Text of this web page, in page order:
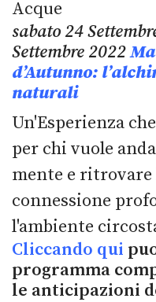
Acque
sabato 24
Settembre 2022
d’Autunno:
naturali
Un'Esperienza
per chi vuole
mente e ritrovare
connessione
l'ambiente
Cliccando qui
programma
le anticipazioni